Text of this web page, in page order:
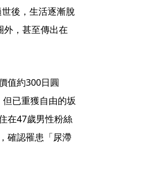
後，生活逐漸脫
外，甚至傳出在
值約300日圓
已重獲自由的坂
在47歲男性粉絲
確認罹患「尿滯